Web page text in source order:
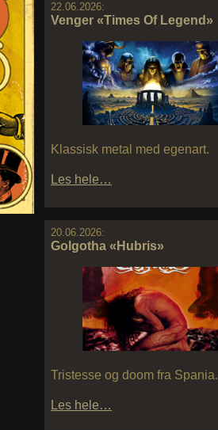
22.06.2026:
Venger «Times Of Legend»
Klassisk metal med egenart.
Les hele…
20.06.2026:
Golgotha «Hubris»
Tristesse og doom fra Spania.
Les hele…